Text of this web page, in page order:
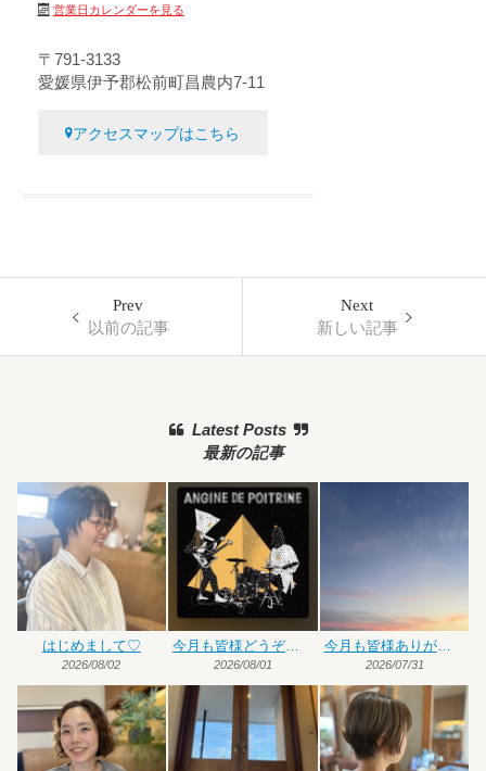
営業日カレンダーを見る
〒791-3133
愛媛県伊予郡松前町昌農内7-11
アクセスマップはこちら
Prev
以前の記事
Next
新しい記事
Latest Posts
最新の記事
はじめまして♡
2026/08/02
今月も皆様どうぞよろしくお願いいたします
2026/08/01
今月も皆様ありがとうございました
2026/07/31